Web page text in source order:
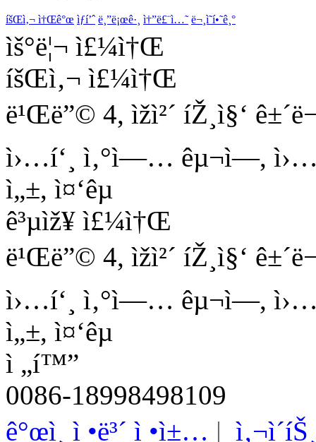
íšŒì‚¬ ì†Œê°œ ìƒí’ˆ ë¸”ë¡œê·¸ ì†”ë£¨ì…˜ ë¬¸ì˜í•˜ê¸°
ìš°ë¦¬ ì£¼ì†Œ
íšŒì‚¬ ì£¼ì†Œ
ë¹Œë”© 4, ìžì²´ íŽ¸ì§‘
ì›…í‘¸ ì‚°ì—… êµ¬ì—­,
ì„±, ì¤‘êµ­
ê³µìž¥ ì£¼ì†Œ
ë¹Œë”© 4, ìžì²´ íŽ¸ì§‘
ì›…í‘¸ ì‚°ì—… êµ¬ì—­,
ì„±, ì¤‘êµ­
ì „í™”
0086-18998498109
ê°œì¸ ì •ë³´ ì •ì±… |